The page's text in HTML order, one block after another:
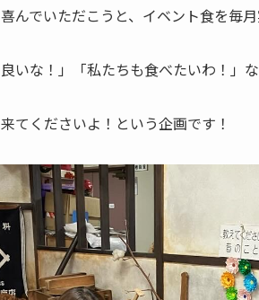
んでいただこうと、イベント食を毎月
いな！」「私たちも食べたいわ！」
てくださいよ！という企画です！